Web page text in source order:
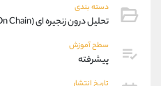
دسته بندی
تحلیل درون زنجیره ای (On Chain)
سطح آموزش
پیشرفته
موبایل
واتساپ
داخلی